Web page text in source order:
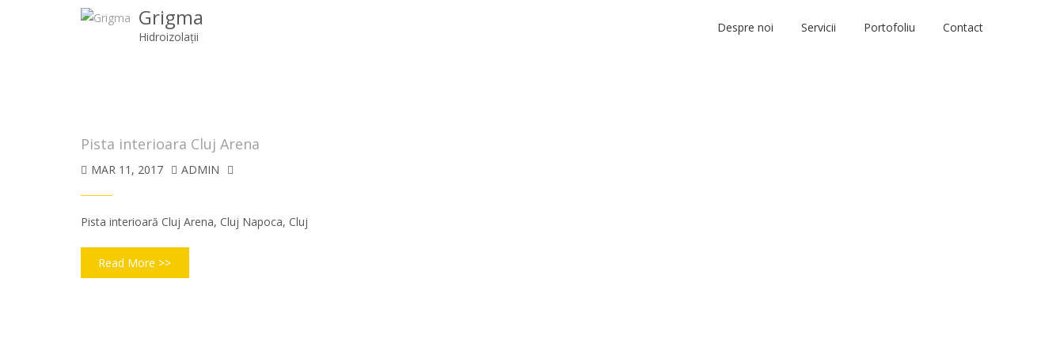
Grigma
Hidroizolații
Despre noi Servicii Portofoliu Contact
Pista interioara Cluj Arena
MAR 11, 2017 ADMIN
Pista interioară Cluj Arena, Cluj Napoca, Cluj
Read More >>